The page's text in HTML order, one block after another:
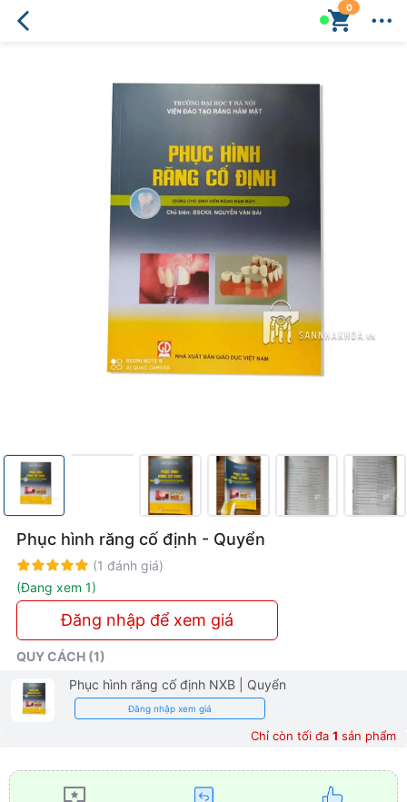
0
Phục hình răng cố định - Quyển
Rating: 100%
(1 đánh giá)
(Đang xem 1)
Đăng nhập để xem giá
QUY CÁCH (1)
Phục hình răng cố định NXB
| Quyển
Đăng nhập xem giá
Chỉ còn tối đa 1 sản phẩm